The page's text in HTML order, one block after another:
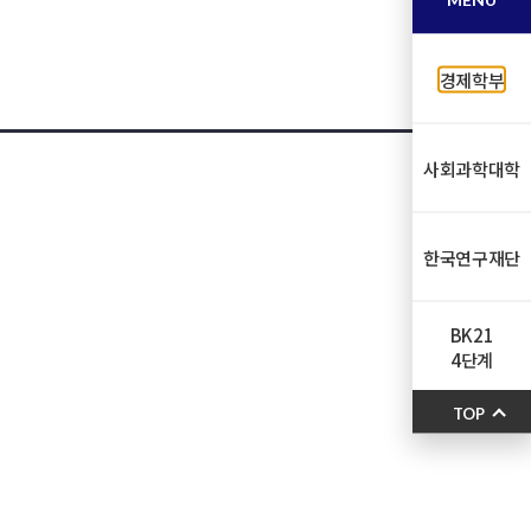
경제학부
사회과학대학
한국연구재단
BK21
4단계
TOP